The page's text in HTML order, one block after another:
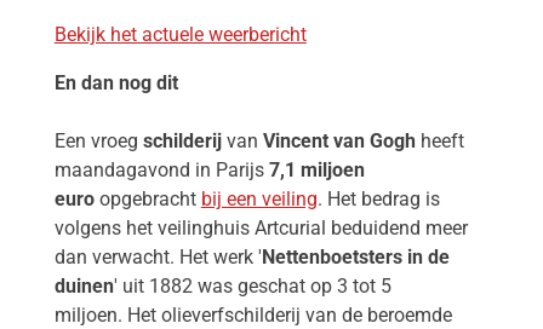
Bekijk het actuele weerbericht
En dan nog dit
Een vroeg schilderijvan Vincent van Goghheeft
maandagavond in Parijs 7,1 miljoen
euroopgebracht bij een veiling. Het bedrag is
volgens het veilinghuis Artcurial beduidend meer
dan verwacht. Het werk ' Nettenboetsters in de
duinen' uit 1882 was geschat op 3 tot 5
miljoen. Het olieverfschilderij van de beroemde